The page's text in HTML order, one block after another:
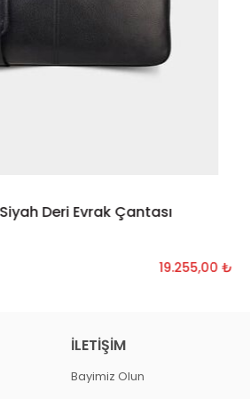
Deri Evrak Çantası
19.255,00 ₺
İLETIŞIM
Bayimiz Olun